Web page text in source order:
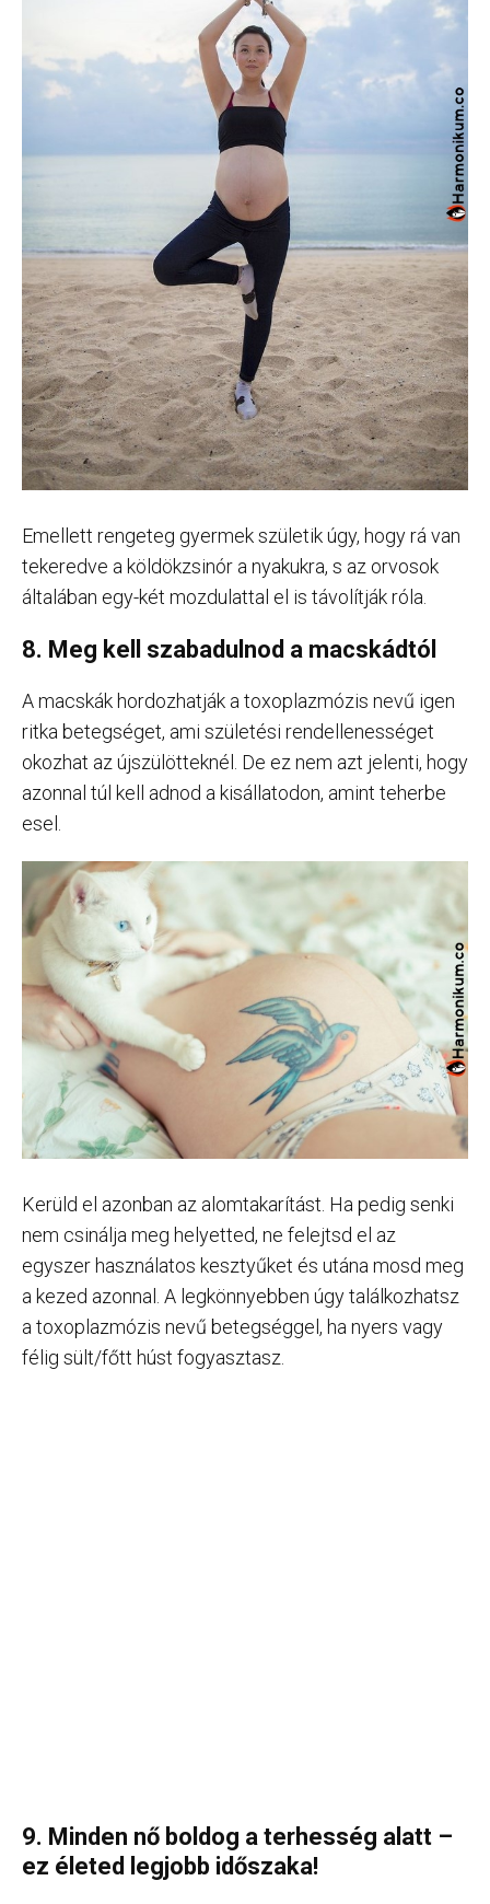
Emellett rengeteg gyermek születik úgy, hogy rá van
tekeredve a köldökzsinór a nyakukra, s az orvosok
általában egy-két mozdulattal el is távolítják róla.
8. Meg kell szabadulnod a macskádtól
A macskák hordozhatják a toxoplazmózis nevű igen
ritka betegséget, ami születési rendellenességet
okozhat az újszülötteknél. De ez nem azt jelenti, hogy
azonnal túl kell adnod a kisállatodon, amint teherbe
esel.
Kerüld el azonban az alomtakarítást. Ha pedig senki
nem csinálja meg helyetted, ne felejtsd el az
egyszer használatos kesztyűket és utána mosd meg
a kezed azonnal. A legkönnyebben úgy találkozhatsz
a toxoplazmózis nevű betegséggel, ha nyers vagy
félig sült/főtt húst fogyasztasz.
9. Minden nő boldog a terhesség alatt –
ez életed legjobb időszaka!